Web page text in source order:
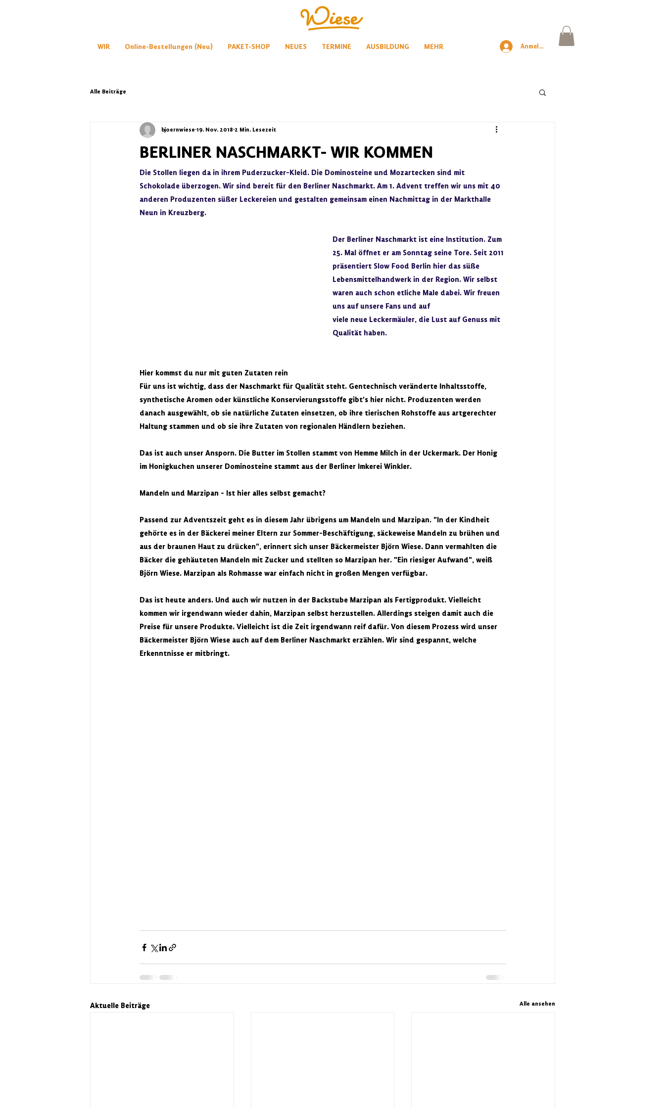
WIR Online-Bestellungen (Neu) PAKET-SHOP NEUES TERMINE AUSBILDUNG MEHR Anmelden
Alle Beiträge
BERLINER NASCHMARKT- WIR KOMMEN
bjoernwiese 19. Nov. 2018 2 Min. Lesezeit
Die Stollen liegen da in ihrem Puderzucker-Kleid. Die Dominosteine und Mozartecken sind mit
Schokolade überzogen. Wir sind bereit für den Berliner Naschmarkt. Am 1. Advent treffen wir uns mit 40
anderen Produzenten süßer Leckereien und gestalten gemeinsam einen Nachmittag in der Markthalle
Neun in Kreuzberg.
Der Berliner Naschmarkt ist eine Institution. Zum
25. Mal öffnet er am Sonntag seine Tore. Seit 2011
präsentiert Slow Food Berlin hier das süße
Lebensmittelhandwerk in der Region. Wir selbst
waren auch schon etliche Male dabei. Wir freuen
uns auf unsere Fans und auf
viele neue Leckermäuler, die Lust auf Genuss mit
Qualität haben.
Hier kommst du nur mit guten Zutaten rein
Für uns ist wichtig, dass der Naschmarkt für Qualität steht. Gentechnisch veränderte Inhaltsstoffe,
synthetische Aromen oder künstliche Konservierungsstoffe gibt's hier nicht. Produzenten werden
danach ausgewählt, ob sie natürliche Zutaten einsetzen, ob ihre tierischen Rohstoffe aus artgerechter
Haltung stammen und ob sie ihre Zutaten von regionalen Händlern beziehen.
Das ist auch unser Ansporn. Die Butter im Stollen stammt von Hemme Milch in der Uckermark. Der Honig
im Honigkuchen unserer Dominosteine stammt aus der Berliner Imkerei Winkler.
Mandeln und Marzipan - Ist hier alles selbst gemacht?
Passend zur Adventszeit geht es in diesem Jahr übrigens um Mandeln und Marzipan. "In der Kindheit
gehörte es in der Bäckerei meiner Eltern zur Sommer-Beschäftigung, säckeweise Mandeln zu brühen und
aus der braunen Haut zu drücken", erinnert sich unser Bäckermeister Björn Wiese. Dann vermahlten die
Bäcker die gehäuteten Mandeln mit Zucker und stellten so Marzipan her. "Ein riesiger Aufwand", weiß
Björn Wiese. Marzipan als Rohmasse war einfach nicht in großen Mengen verfügbar.
Das ist heute anders. Und auch wir nutzen in der Backstube Marzipan als Fertigprodukt. Vielleicht
kommen wir irgendwann wieder dahin, Marzipan selbst herzustellen. Allerdings steigen damit auch die
Preise für unsere Produkte. Vielleicht ist die Zeit irgendwann reif dafür. Von diesem Prozess wird unser
Bäckermeister Björn Wiese auch auf dem Berliner Naschmarkt erzählen. Wir sind gespannt, welche
Erkenntnisse er mitbringt.
Aktuelle Beiträge Alle ansehen